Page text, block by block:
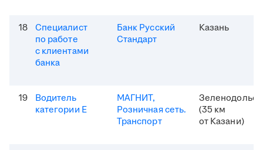
18
Специалист
по работе
с клиентами
банка
Банк Русский
Стандарт
Казань
19
Водитель
категории Е
МАГНИТ,
Розничная сеть.
Транспорт
Зеленодольск
(35 км
от Казани)